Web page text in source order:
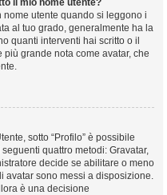
il mio nome utente?
utente quando si leggono i
al tuo grado, generalmente ha la
quanti interventi hai scritto o il
più grande nota come avatar, che
sotto “Profilo” è possibile
quattro metodi: Gravatar,
decide se abilitare o meno
avatar sono messi a disposizione.
è una decisione